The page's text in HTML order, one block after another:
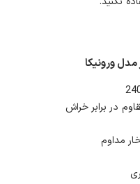
ورونیکا
در برابر خراش